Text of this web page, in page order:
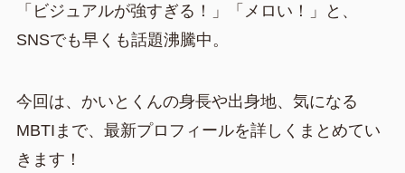
「ビジュアルが強すぎる！」「メロい！」と、
SNSでも早くも話題沸騰中。
今回は、かいとくんの身長や出身地、気になる
MBTIまで、最新プロフィールを詳しくまとめてい
きます！